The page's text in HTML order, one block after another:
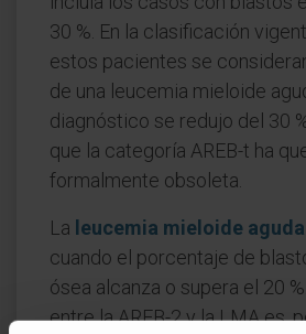
30 %. En la clasificación
estos pacientes se
de una leucemia mieloide
diagnóstico se redujo del 30
que la categoría AREB-t ha
formalmente obsoleta.
La leucemia mieloide aguda
cuando el porcentaje de
ósea alcanza o supera el 20
entre la AREB-2 y la LMA es,